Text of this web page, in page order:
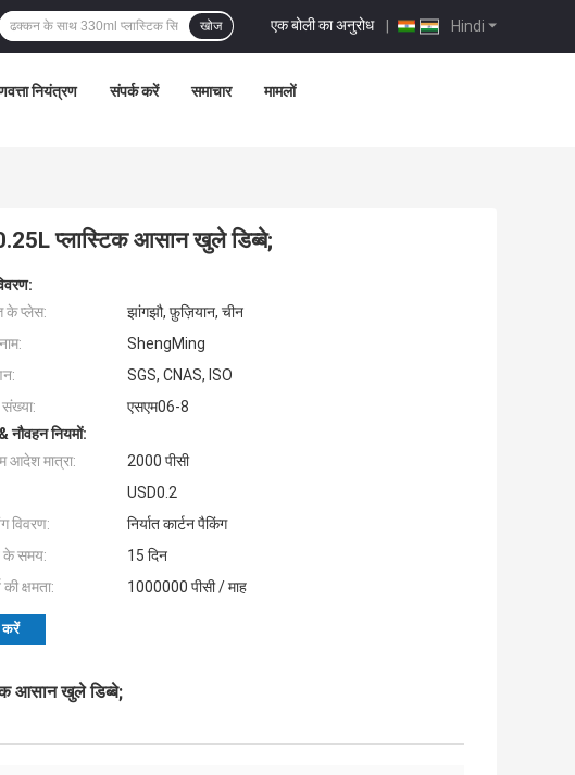
Hindi
एक बोली का अनुरोध |
खोज
नियंत्रण संपर्क करें समाचार मामलों
प्लास्टिक आसान खुले डिब्बे;
के प्लेस:
झांगझौ, फ़ुज़ियान, चीन
ShengMing
SGS, CNAS, ISO
एसएम06-8
नौवहन नियमों:
आदेश मात्रा:
2000 पीसी
USD0.2
विवरण:
निर्यात कार्टन पैकिंग
के समय:
15 दिन
क्षमता:
1000000 पीसी / माह
करें
आसान खुले डिब्बे;